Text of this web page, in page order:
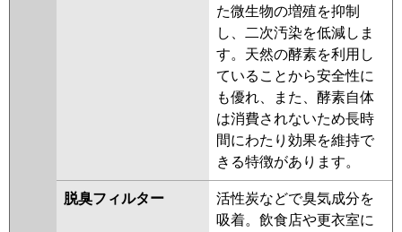
た微生物の増殖を抑制
し、二次汚染を低減しま
す。天然の酵素を利用し
ていることから安全性に
も優れ、また、酵素自体
は消費されないため長時
間にわたり効果を維持で
きる特徴があります。
脱臭フィルター
活性炭などで臭気成分を
吸着。飲食店や更衣室に